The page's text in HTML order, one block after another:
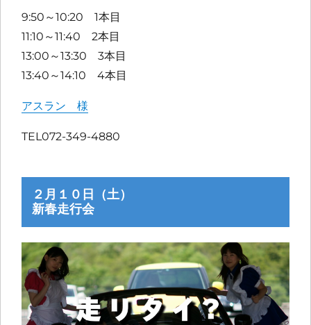
9:50～10:20 1本目
11:10～11:40 2本目
13:00～13:30 3本目
13:40～14:10 4本目
アスラン 様
TEL072-349-4880
２月１０日（土）
新春走行会